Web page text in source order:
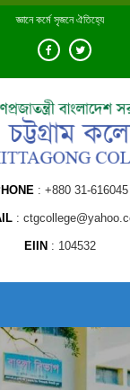
জ্ঞানে কর্মে সৃজনে ঐতিহ্যে
+880 31-616045
EIIN 104532